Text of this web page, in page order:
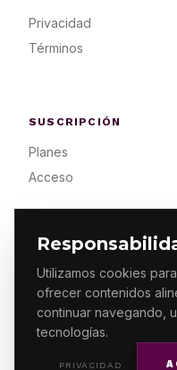
Utilizamos cookies
ofrecer contenidos
continuar navegando,
tecnologías.
PRIVACIDAD
Privacidad
Términos
SUSCRIPCIÓN
Planes
Acceso
© 2026 ES PRIMERA
RESERVADOS / DESIGN